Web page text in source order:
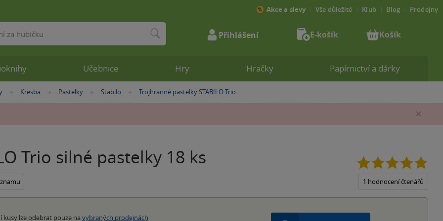
»
Kresba »Pastelky »
Stabilo »
Trojhranné pastelky STABILO Trio
Trio silné pastelky 18 ks
1 hodnocení čtenářů
kusy lze odebrat pouze na vybraných prodejnách
Učebnice Hry Hračky Papírnictví a dárky
Akce a slevy Vše důležité Klub Blog Prodejny
Přihlášení E-košík Košík